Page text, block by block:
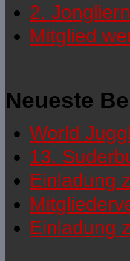
2.
Mitglied
Neueste
World
13.
Einladung
Einladung